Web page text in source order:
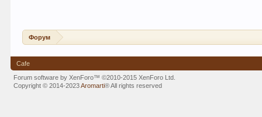
Форум
Cafe
Forum software by XenForo™©2010-2015 XenForo Ltd.
Copyright © 2014-2023Aromarti®All rights reserved